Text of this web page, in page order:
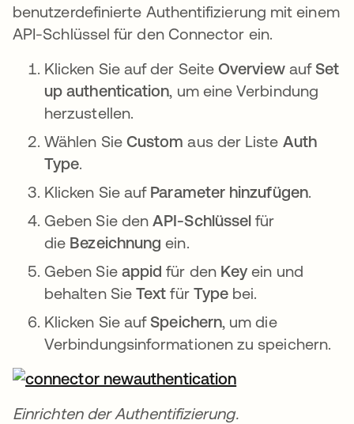
benutzerdefinierte Authentifizierung mit einem
API-Schlüssel für den Connector ein.
Klicken Sie auf der SeiteOverviewauf Set
up authentication, um eine Verbindung
herzustellen.
Wählen Sie Custom aus der Liste Auth
Type.
Klicken Sie auf Parameter hinzufügen.
Geben Sie denAPI-Schlüssel für
die Bezeichnung ein.
Geben Sie appid für den Key ein und
behalten SieText für Type bei.
Klicken Sie auf Speichern, um die
Verbindungsinformationen zu speichern.
Einrichten der Authentifizierung.